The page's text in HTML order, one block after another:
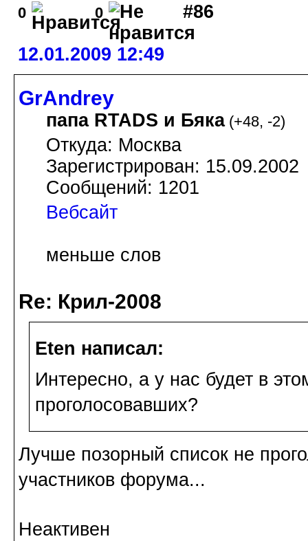
0 0 #86
12.01.2009 12:49
GrAndrey
папа RTADS и Бяка(+48, -2)
Откуда: Москва
Зарегистрирован: 15.09.2002
Сообщений: 1201
Вебсайт
меньше слов
Re: Крил-2008
Eten написал:
Интересно, а у нас будет в
проголосовавших?
Лучше позорный список не
участников форума...
Неактивен